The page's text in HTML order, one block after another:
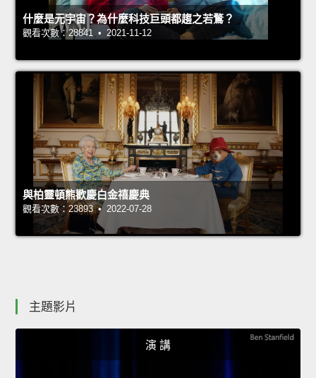
什麼是元宇宙？為什麼科技巨頭都趨之若鶩？
觀看次數：28841 • 2021-11-12
與柏靈頓熊歡慶白金禧慶典
觀看次數：23893 • 2022-07-28
主題影片
演 講